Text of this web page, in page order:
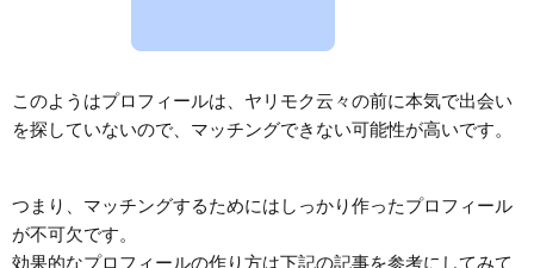
このようはプロフィールは、ヤリモク云々の前に本気で出会い
を探していないので、マッチングできない可能性が高いです。
つまり、マッチングするためにはしっかり作ったプロフィール
が不可欠です。
効果的なプロフィールの作り方は下記の記事を参考にしてみて